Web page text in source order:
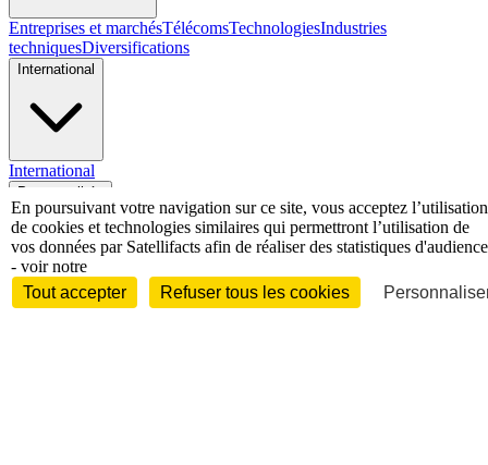
Entreprises et marchésTélécomsTechnologiesIndustries
techniquesDiversifications
International
International
Personnalités
InterviewBiographies Nominations /
En poursuivant votre navigation sur ce site, vous acceptez l’utilisation
de cookies et technologies similaires qui permettront l’utilisation de
vos données par Satellifacts afin de réaliser des statistiques d'audience
- voir notre
Tout accepter
Refuser tous les cookies